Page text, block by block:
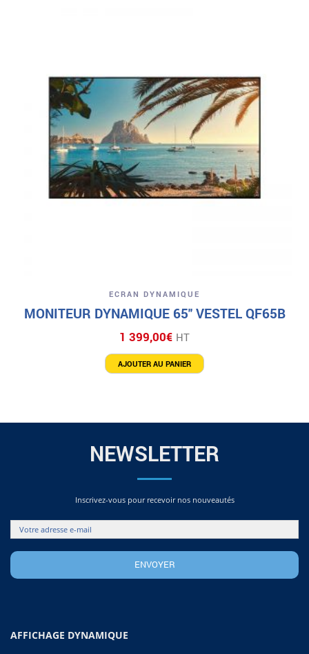
ECRAN DYNAMIQUE
MONITEUR DYNAMIQUE 65″ VESTEL QF65B
1 399,00€ HT
AJOUTER AU PANIER
NEWSLETTER
Inscrivez-vous pour recevoir nos nouveautés
AFFICHAGE DYNAMIQUE